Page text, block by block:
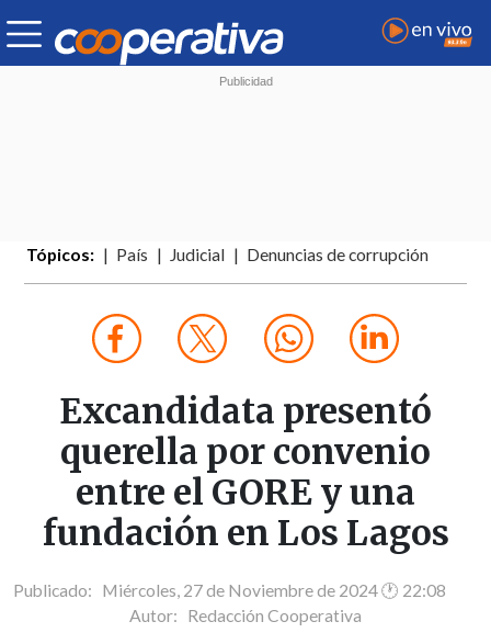
Tópicos: País Judicial Denuncias de corrupción
Excandidata presentó
querella por convenio
entre el GORE y una
fundación en Los Lagos
Publicado: Miércoles, 27 de Noviembre de 2024 🕐 22:08
Autor: Redacción Cooperativa